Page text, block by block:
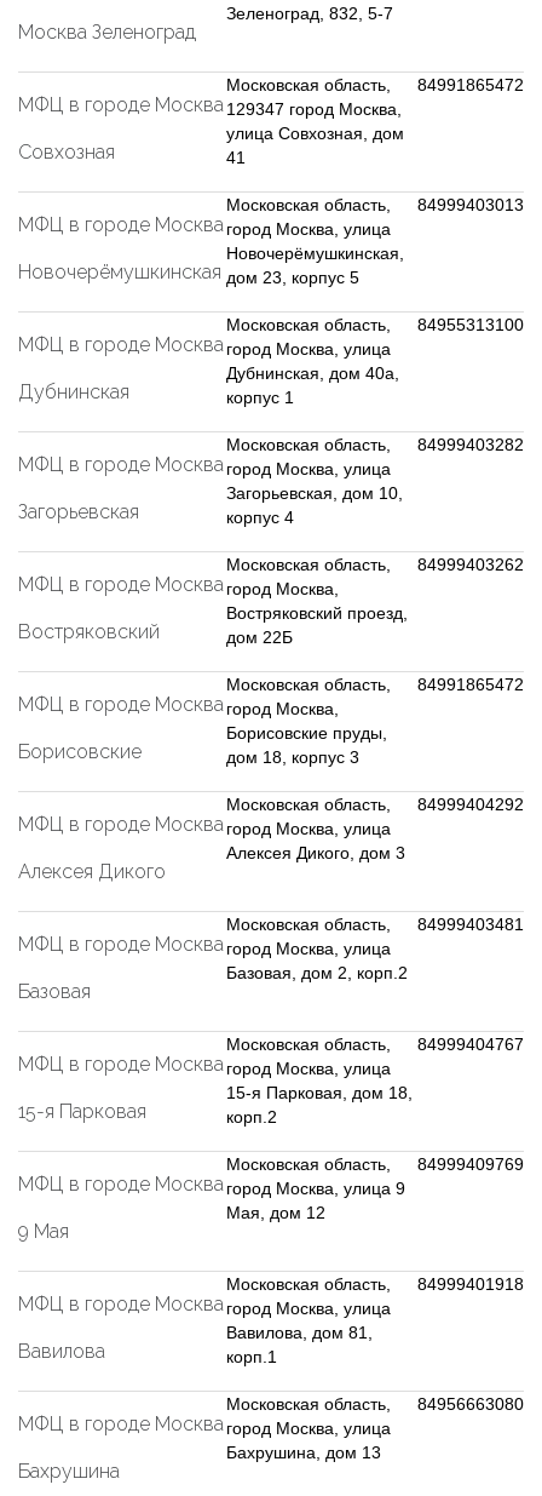
Москва Зеленоград
Зеленоград, 832, 5-7
МФЦ в городе Москва
Совхозная
Московская область,
129347 город Москва,
улица Совхозная, дом
41
84991865472
МФЦ в городе Москва
Новочерёмушкинская
Московская область,
город Москва, улица
Новочерёмушкинская,
дом 23, корпус 5
84999403013
МФЦ в городе Москва
Дубнинская
Московская область,
город Москва, улица
Дубнинская, дом 40а,
корпус 1
84955313100
МФЦ в городе Москва
Загорьевская
Московская область,
город Москва, улица
Загорьевская, дом 10,
корпус 4
84999403282
МФЦ в городе Москва
Востряковский
Московская область,
город Москва,
Востряковский проезд,
дом 22Б
84999403262
МФЦ в городе Москва
Борисовские
Московская область,
город Москва,
Борисовские пруды,
дом 18, корпус 3
84991865472
МФЦ в городе Москва
Алексея Дикого
Московская область,
город Москва, улица
Алексея Дикого, дом 3
84999404292
МФЦ в городе Москва
Базовая
Московская область,
город Москва, улица
Базовая, дом 2, корп.2
84999403481
МФЦ в городе Москва
15-я Парковая
Московская область,
город Москва, улица
15-я Парковая, дом 18,
корп.2
84999404767
МФЦ в городе Москва
9 Мая
Московская область,
город Москва, улица 9
Мая, дом 12
84999409769
МФЦ в городе Москва
Вавилова
Московская область,
город Москва, улица
Вавилова, дом 81,
корп.1
84999401918
МФЦ в городе Москва
Бахрушина
Московская область,
город Москва, улица
Бахрушина, дом 13
84956663080